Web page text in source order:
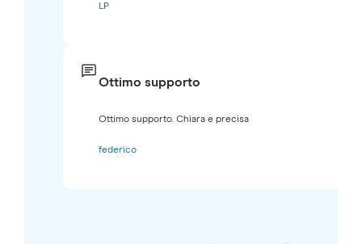
LP
Ottimo supporto
Ottimo supporto. Chiara e precisa
federico